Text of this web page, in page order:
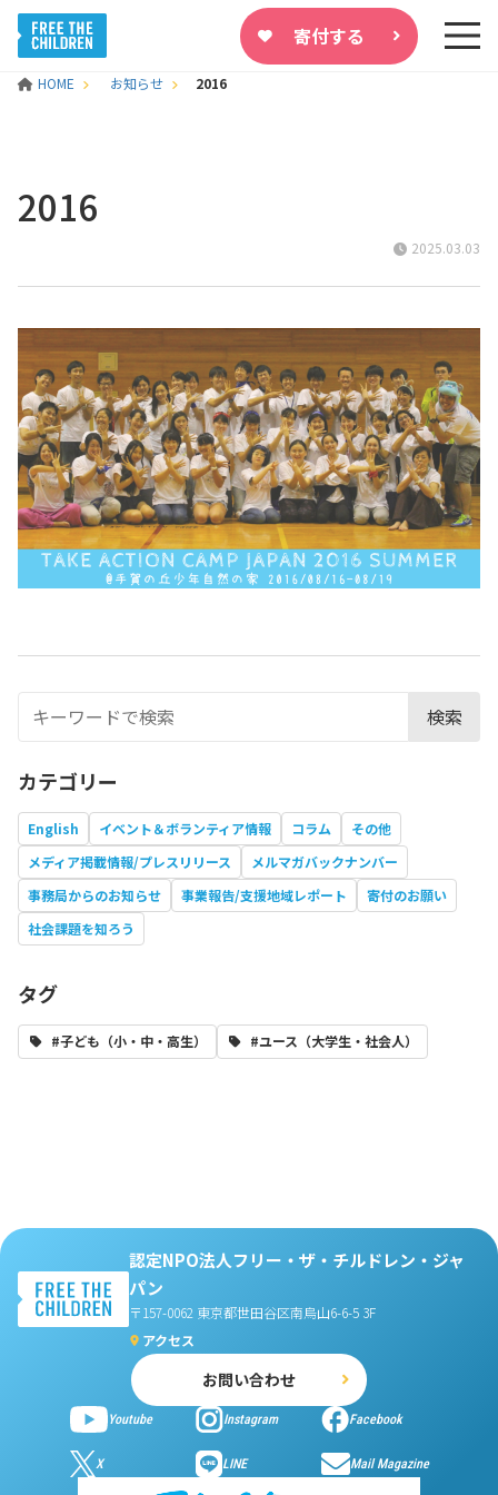
寄付する
HOME お知らせ 2016
2016
2025.03.03
検索
カテゴリー
English イベント＆ボランティア情報 コラム
その他
メディア掲載情報/プレスリリース
メルマガバックナンバー
事務局からのお知らせ
事業報告/支援地域レポート
寄付のお願い
社会課題を知ろう
タグ
#子ども（小・中・高生） #ユース（大学生・社会人）
認定NPO法人フリー・ザ・チルドレン・ジャ
パン
〒157-0062 東京都世田谷区南烏山6-6-5 3F
アクセス
お問い合わせ
Youtube Instagram Facebook
X LINE Mail Magazine